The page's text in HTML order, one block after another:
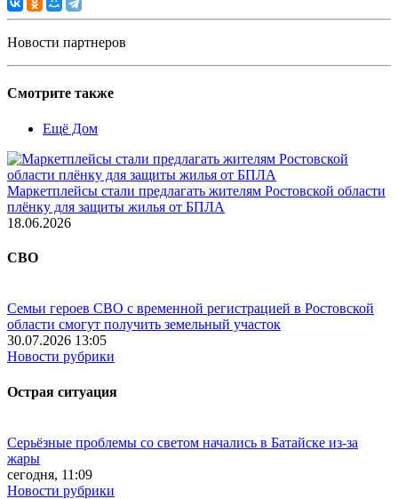
Новости партнеров
Смотрите также
Ещё Дом
Маркетплейсы стали предлагать жителям Ростовской области
плёнку для защиты жилья от БПЛА
18.06.2026
СВО
Семьи героев СВО с временной регистрацией в Ростовской
области смогут получить земельный участок
30.07.2026 13:05
Новости рубрики
Острая ситуация
Серьёзные проблемы со светом начались в Батайске из-за
жары
сегодня, 11:09
Новости рубрики